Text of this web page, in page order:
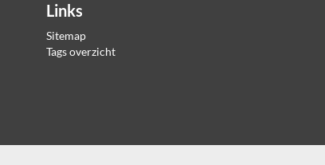
Links
Sitemap
Tags overzicht